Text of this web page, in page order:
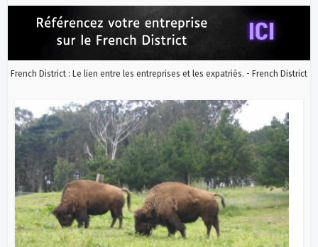
French District : Le lien entre les entreprises et les expatriés. - French District